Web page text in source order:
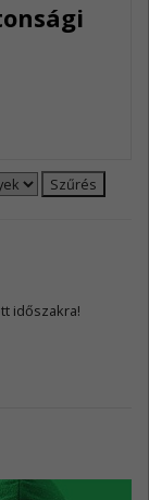
időszakra!